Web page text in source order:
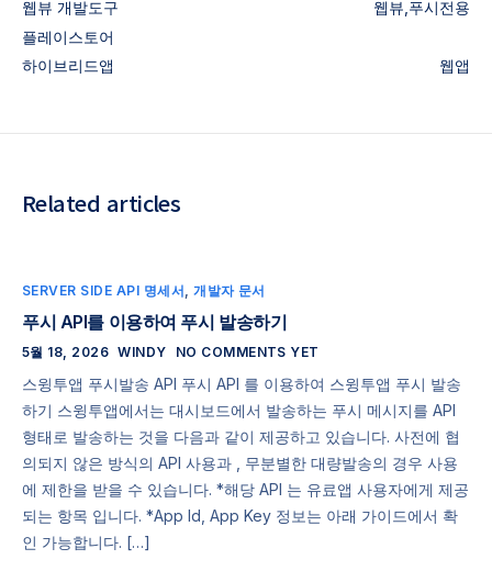
웹뷰
웹뷰,푸시전용
개발도구
플레이스토어
하이브리드앱
웹앱
Related articles
SERVER SIDE API 명세서 ,개발자 문서
푸시 API를 이용하여 푸시 발송하기
5월 18, 2026 WINDY NO COMMENTS YET
스윙투앱 푸시발송 API 푸시 API 를 이용하여 스윙투앱 푸시 발송
하기 스윙투앱에서는 대시보드에서 발송하는 푸시 메시지를 API
형태로 발송하는 것을 다음과 같이 제공하고 있습니다. 사전에 협
의되지 않은 방식의 API 사용과 , 무분별한 대량발송의 경우 사용
에 제한을 받을 수 있습니다. *해당 API 는 유료앱 사용자에게 제공
되는 항목 입니다. *App Id, App Key 정보는 아래 가이드에서 확
인 가능합니다. […]